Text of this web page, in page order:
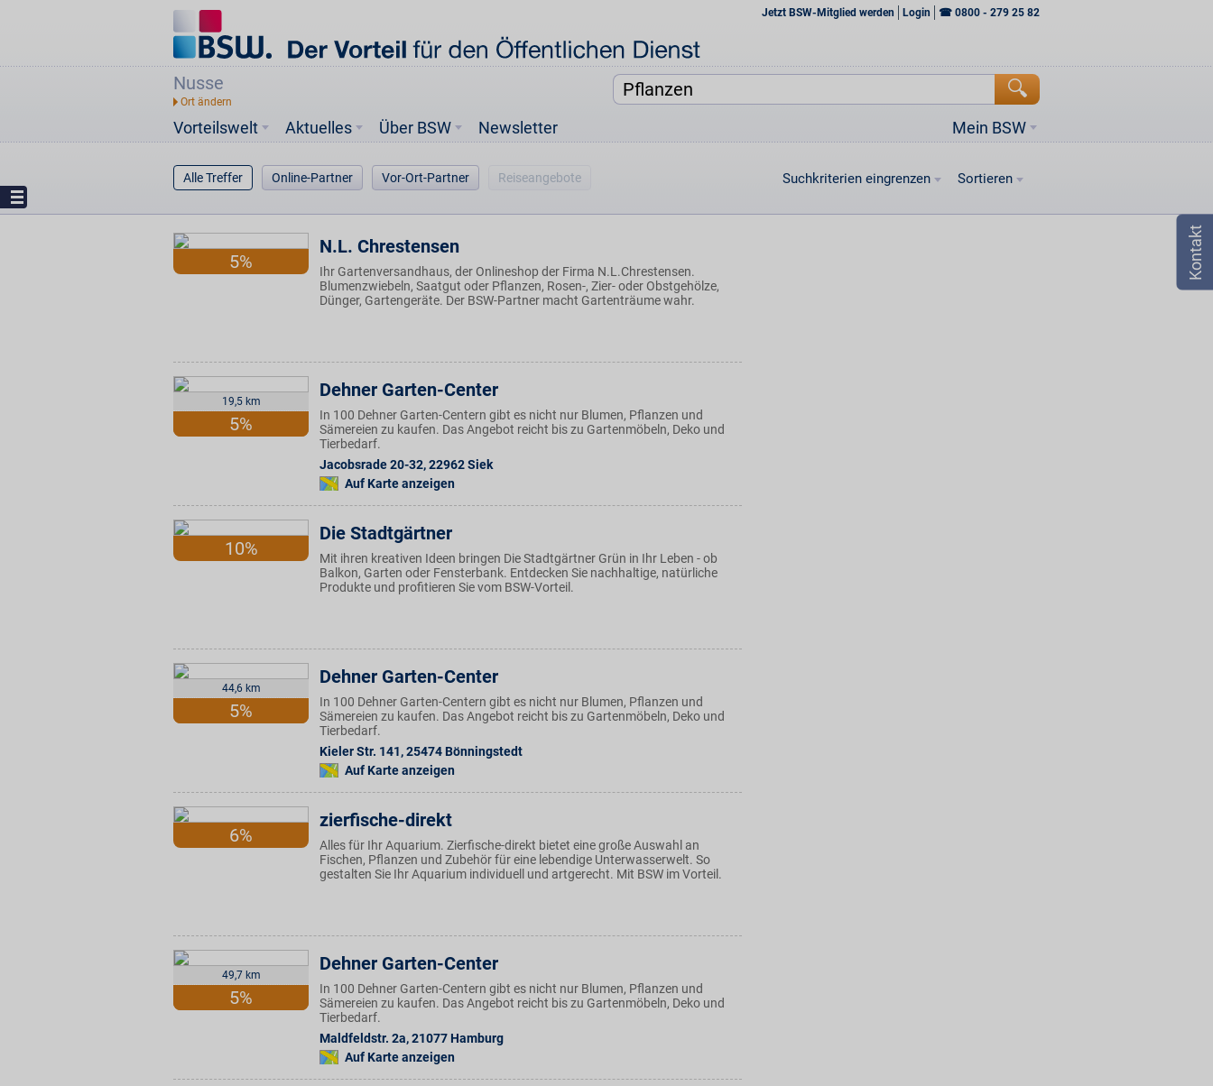
Jetzt BSW-Mitglied werden Login ☎ 0800 - 279 25 82
Nusse
Vorteilswelt Mein BSW
Aktuelles Über BSW Newsletter
Alle Treffer Online-Partner Vor-Ort-Partner Reiseangebote Suchkriterien eingrenzen Sortieren
5%
N.L. Chrestensen
Ihr Gartenversandhaus, der Onlineshop der Firma N.L.Chrestensen.
Blumenzwiebeln, Saatgut oder Pflanzen, Rosen-, Zier- oder Obstgehölze,
Dünger, Gartengeräte. Der BSW-Partner macht Gartenträume wahr.
19,5 km
5%
Dehner Garten-Center
In 100 Dehner Garten-Centern gibt es nicht nur Blumen, Pflanzen und
Sämereien zu kaufen. Das Angebot reicht bis zu Gartenmöbeln, Deko und
Tierbedarf.
Jacobsrade 20-32,22962Siek
Auf Karte anzeigen
10%
Die Stadtgärtner
Mit ihren kreativen Ideen bringen Die Stadtgärtner Grün in Ihr Leben - ob
Balkon, Garten oder Fensterbank. Entdecken Sie nachhaltige, natürliche
Produkte und profitieren Sie vom BSW-Vorteil.
44,6 km
5%
Dehner Garten-Center
In 100 Dehner Garten-Centern gibt es nicht nur Blumen, Pflanzen und
Sämereien zu kaufen. Das Angebot reicht bis zu Gartenmöbeln, Deko und
Tierbedarf.
Kieler Str. 141,25474 Bönningstedt
Auf Karte anzeigen
6%
zierfische-direkt
Alles für Ihr Aquarium. Zierfische-direkt bietet eine große Auswahl an
Fischen, Pflanzen und Zubehör für eine lebendige Unterwasserwelt. So
gestalten Sie Ihr Aquarium individuell und artgerecht. Mit BSW im Vorteil.
49,7 km
5%
Dehner Garten-Center
In 100 Dehner Garten-Centern gibt es nicht nur Blumen, Pflanzen und
Sämereien zu kaufen. Das Angebot reicht bis zu Gartenmöbeln, Deko und
Tierbedarf.
Maldfeldstr. 2a,21077 Hamburg
Auf Karte anzeigen